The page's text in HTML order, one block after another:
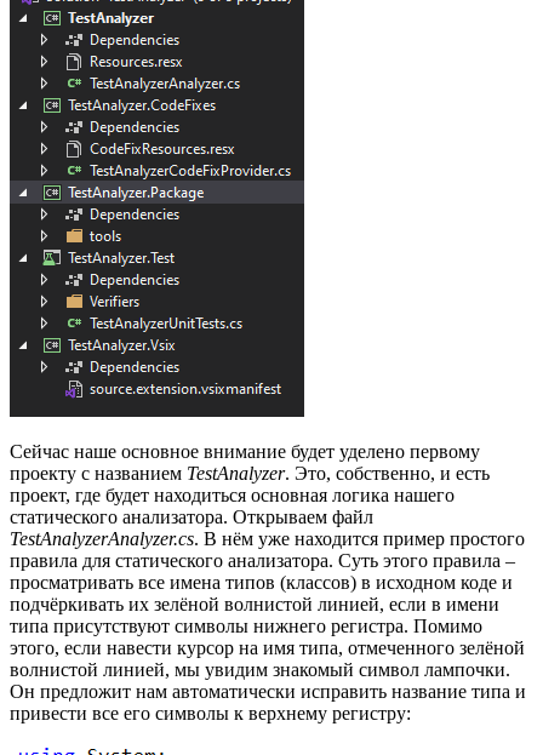
Сейчас наше основное внимание будет уделено первому
проекту с названием TestAnalyzer. Это, собственно, и есть
проект, где будет находиться основная логика нашего
статического анализатора. Открываем файл
TestAnalyzerAnalyzer.cs. В нём уже находится пример простого
правила для статического анализатора. Суть этого правила –
просматривать все имена типов (классов) в исходном коде и
подчёркивать их зелёной волнистой линией, если в имени
типа присутствуют символы нижнего регистра. Помимо
этого, если навести курсор на имя типа, отмеченного зелёной
волнистой линией, мы увидим знакомый символ лампочки.
Он предложит нам автоматически исправить название типа и
привести все его символы к верхнему регистру: